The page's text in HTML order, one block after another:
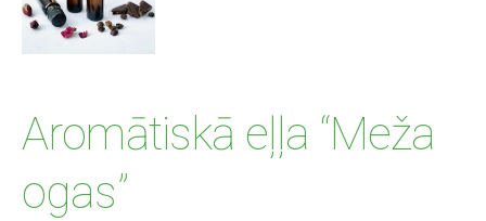
Aromātiskā eļļa “Meža
ogas”